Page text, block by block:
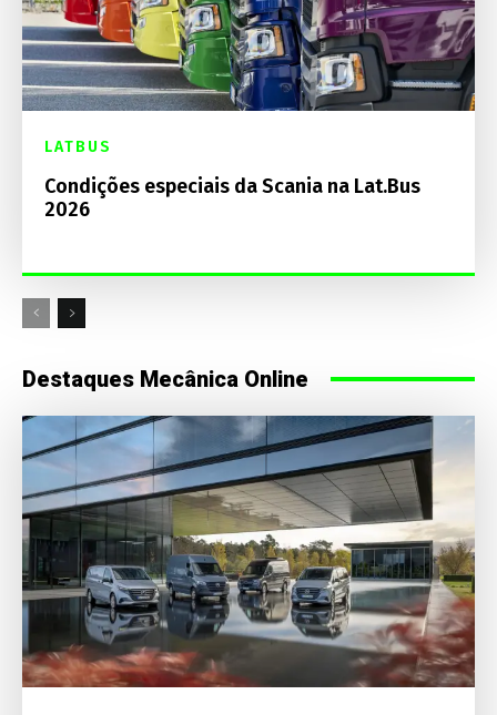
LATBUS
Condições especiais da Scania na Lat.Bus
2026
Destaques Mecânica Online